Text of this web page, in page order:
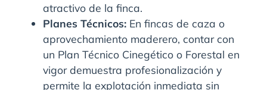
atractivo de la finca.
Planes Técnicos: En fincas de caza o
aprovechamiento maderero, contar con
un Plan Técnico Cinegético o Forestal en
vigor demuestra profesionalización y
permite la explotación inmediata sin